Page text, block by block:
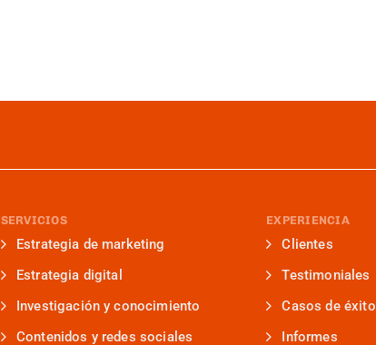
SERVICIOS
Estrategia de marketing
Estrategia digital
Investigación y conocimiento
Contenidos y redes sociales
EXPERIENCIA
Clientes
Testimoniales
Casos de éxito
Informes